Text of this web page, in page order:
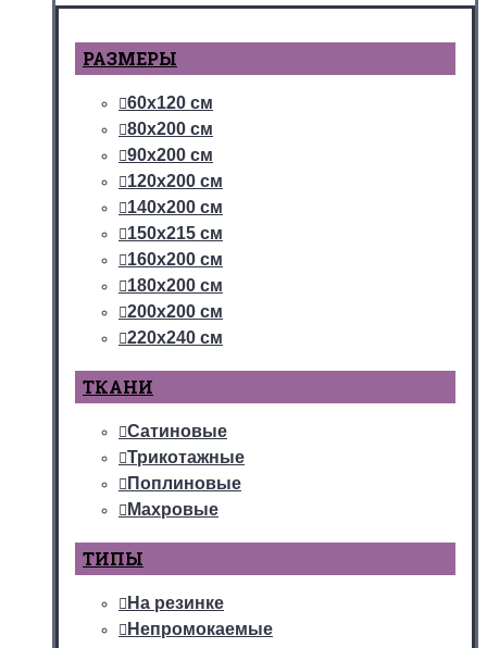
РАЗМЕРЫ
60х120 см
80х200 см
90х200 см
120х200 см
140х200 см
150х215 см
160х200 см
180х200 см
200х200 см
220х240 см
ТКАНИ
Сатиновые
Трикотажные
Поплиновые
Махровые
ТИПЫ
На резинке
Непромокаемые